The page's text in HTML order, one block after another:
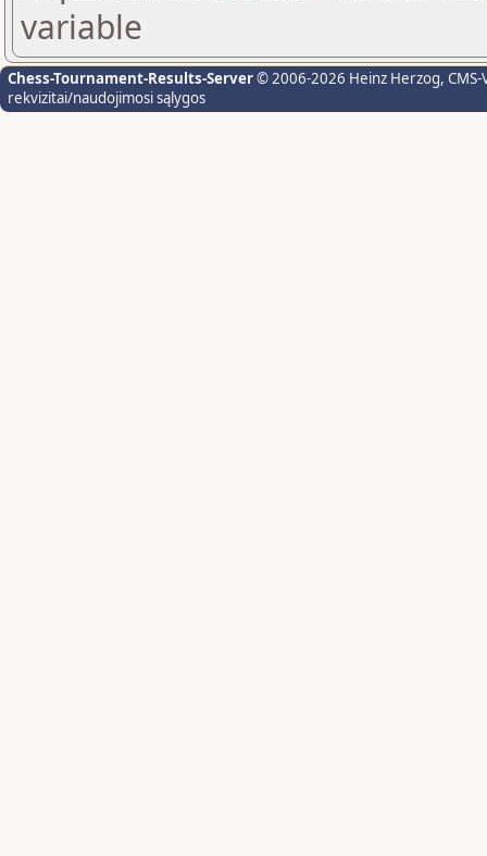
variable
Chess-Tournament-Results-Server© 2006-2026 Heinz Herzog,
rekvizitai/naudojimosi sąlygos